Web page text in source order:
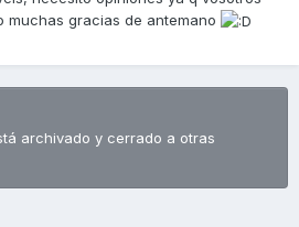
muchas gracias de antemano
archivado y cerrado a otras